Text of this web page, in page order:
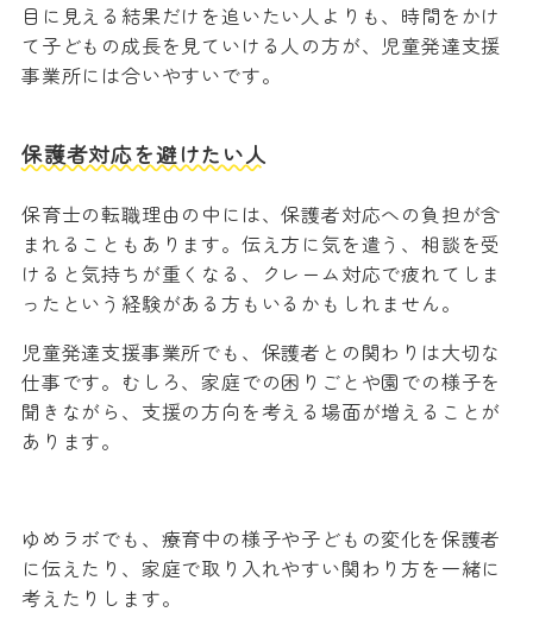
目に見える結果だけを追いたい人よりも、時間をかけ
て子どもの成長を見ていける人の方が、児童発達支援
事業所には合いやすいです。
保護者対応を避けたい人
保育士の転職理由の中には、保護者対応への負担が含
まれることもあります。伝え方に気を遣う、相談を受
けると気持ちが重くなる、クレーム対応で疲れてしま
ったという経験がある方もいるかもしれません。
児童発達支援事業所でも、保護者との関わりは大切な
仕事です。むしろ、家庭での困りごとや園での様子を
聞きながら、支援の方向を考える場面が増えることが
あります。
ゆめラボでも、療育中の様子や子どもの変化を保護者
に伝えたり、家庭で取り入れやすい関わり方を一緒に
考えたりします。